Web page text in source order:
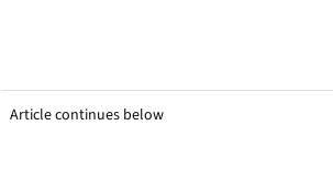
Article continues below